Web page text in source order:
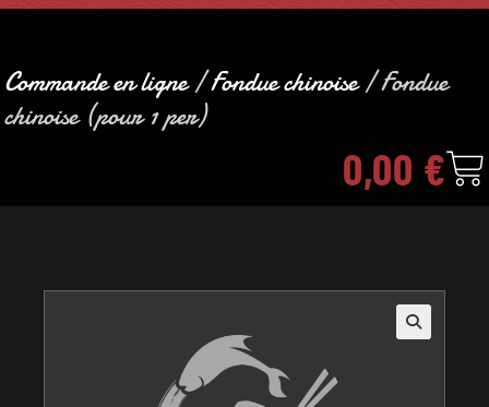
Commande en ligne/Fondue chinoise/ Fondue
chinoise (pour 1 per)
0,00 €